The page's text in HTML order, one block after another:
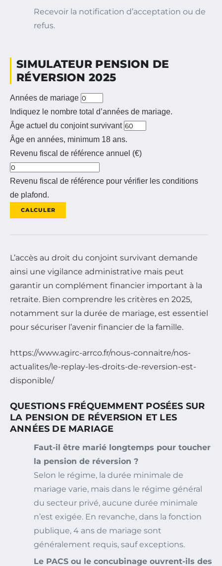
Recevoir la notification d’acceptation ou de
refus.
SIMULATEUR PENSION DE
RÉVERSION 2025
Années de mariage
Indiquez le nombre total d’années de mariage.
Âge actuel du conjoint survivant
Âge en années, minimum 18 ans.
Revenu fiscal de référence annuel (€)
Revenu fiscal de référence pour vérifier les conditions
de plafond.
CALCULER
L’accès au droit du conjoint survivant demande
ainsi une vigilance administrative mais peut
garantir un complément financier important à la
retraite. Bien comprendre les critères en 2025,
notamment sur la durée de mariage, est essentiel
pour sécuriser l’avenir financier de la famille.
https://www.agirc-arrco.fr/nous-connaitre/nos-
actualites/le-replay-les-droits-de-reversion-est-
disponible/
QUESTIONS FRÉQUEMMENT POSÉES SUR
LA PENSION DE RÉVERSION ET LES
ANNÉES DE MARIAGE
Faut-il être marié longtemps pour toucher
la pension de réversion ?
Selon le régime, la durée minimale de
mariage varie, mais dans le régime général
du secteur privé, aucune durée minimale
n’est exigée. En revanche, dans la fonction
publique, 4 ans de mariage sont
généralement requis, sauf exceptions.
Le PACS ou le concubinage ouvrent-ils des